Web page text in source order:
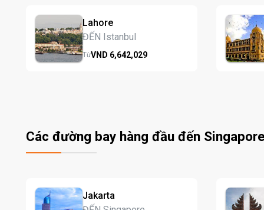
Lahore
ĐẾN Istanbul
TừVND 6,642,029
Các đường bay hàng đầu đến
Jakarta